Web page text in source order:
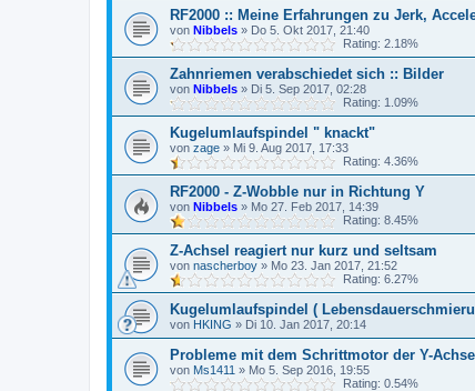
RF2000 :: Meine Erfahrungen zu Jerk,
von Nibbels » Do 5. Okt 2017, 21:40
Rating: 2.18%
Zahnriemen verabschiedet sich :: Bilder
von Nibbels » Di 5. Sep 2017, 02:28
Rating: 1.09%
Kugelumlaufspindel " knackt"
von zage » Mi 9. Aug 2017, 17:33
Rating: 4.36%
RF2000 - Z-Wobble nur in Richtung Y
von Nibbels » Mo 27. Feb 2017, 14:39
Rating: 8.45%
Z-Achsel reagiert nur kurz und seltsam
von nascherboy » Mo 23. Jan 2017, 21:52
Rating: 6.27%
Kugelumlaufspindel (
von HKING » Di 10. Jan 2017, 20:14
Probleme mit dem Schrittmotor der Y-Achse
von Ms1411 » Mo 5. Sep 2016, 19:55
Rating: 0.54%